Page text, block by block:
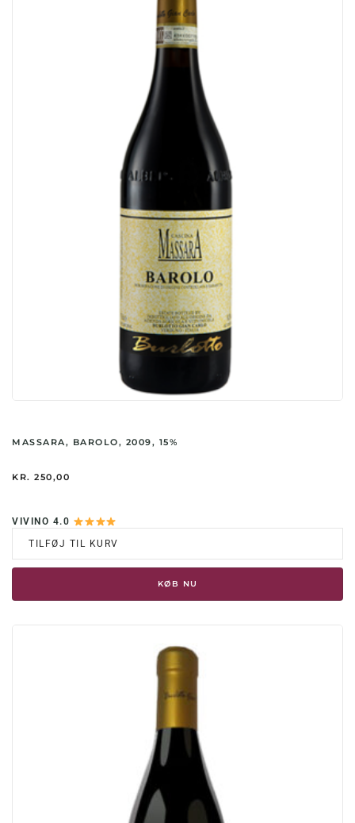
MASSARA, BAROLO, 2009, 15%
KR. 250,00
VIVINO 4.0
TILFØJ TIL KURV
KØB NU